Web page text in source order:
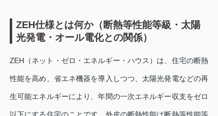
ZEH仕様とは何か（断熱等性能等級・太陽
光発電・オール電化との関係）
ZEH（ネット・ゼロ・エネルギー・ハウス）は、住宅の断熱
性能を高め、省エネ機器を導入しつつ、太陽光発電などの再
生可能エネルギーにより、年間の一次エネルギー収支をゼロ
以下にする住宅のことです。外皮の断熱性能は断熱等性能等